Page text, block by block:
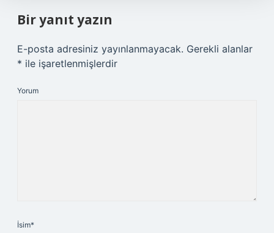
Bir yanıt yazın
E-posta adresiniz yayınlanmayacak. Gerekli alanlar
* ile işaretlenmişlerdir
Yorum
İsim*